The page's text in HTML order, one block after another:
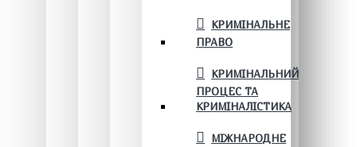
КРИМІНАЛЬНЕ
ПРАВО
КРИМІНАЛЬНИЙ
ПРОЦЕС ТА
КРИМІНАЛІСТИКА
МІЖНАРОДНЕ